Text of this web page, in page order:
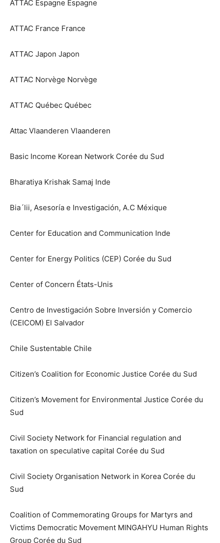
ATTAC Espagne Espagne
ATTAC France France
ATTAC Japon Japon
ATTAC Norvège Norvège
ATTAC Québec Québec
Attac Vlaanderen Vlaanderen
Basic Income Korean Network Corée du Sud
Bharatiya Krishak Samaj Inde
Bia´lii, Asesoría e Investigación, A.C Méxique
Center for Education and Communication Inde
Center for Energy Politics (CEP) Corée du Sud
Center of Concern États-Unis
Centro de Investigación Sobre Inversión y Comercio
(CEICOM) El Salvador
Chile Sustentable Chile
Citizen’s Coalition for Economic Justice Corée du Sud
Citizen’s Movement for Environmental Justice Corée du
Sud
Civil Society Network for Financial regulation and
taxation on speculative capital Corée du Sud
Civil Society Organisation Network in Korea Corée du
Sud
Coalition of Commemorating Groups for Martyrs and
Victims Democratic Movement MINGAHYU Human Rights
Group Corée du Sud